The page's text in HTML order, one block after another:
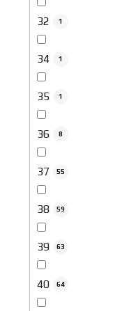
32 1
34 1
35 1
36 8
37 55
38 59
39 63
40 64